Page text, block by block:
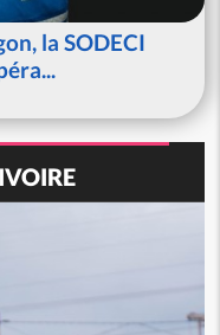
la SODECI